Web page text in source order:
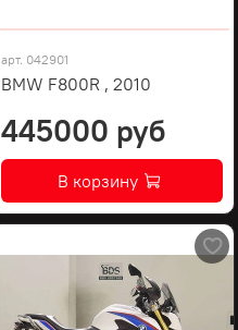
арт. 042901
BMW F800R , 2010
445000 руб
В корзину